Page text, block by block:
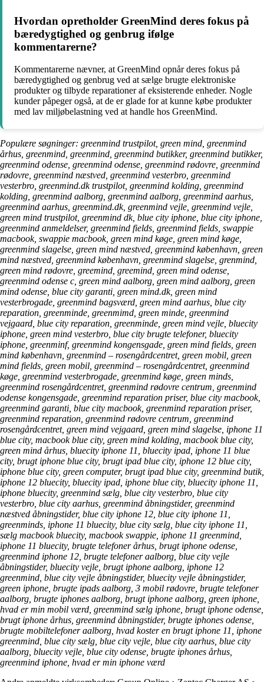
Hvordan opretholder GreenMind deres fokus på
bæredygtighed og genbrug ifølge
kommentarerne?
Kommentarerne nævner, at GreenMind opnår deres fokus på
bæredygtighed og genbrug ved at sælge brugte elektroniske
produkter og tilbyde reparationer af eksisterende enheder. Nogle
kunder påpeger også, at de er glade for at kunne købe produkter
med lav miljøbelastning ved at handle hos GreenMind.
Populære søgninger: greenmind trustpilot, green mind, greenmind
århus, greenmind, greenmind, greenmind butikker, greenmind butikker,
greenmind odense, greenmind odense, greenmind rødovre, greenmind
rødovre, greenmind næstved, greenmind vesterbro, greenmind
vesterbro, greenmind.dk trustpilot, greenmind kolding, greenmind
kolding, greenmind aalborg, greenmind aalborg, greenmind aarhus,
greenmind aarhus, greenmind.dk, greenmind vejle, greenmind vejle,
green mind trustpilot, greenmind dk, blue city iphone, blue city iphone,
greenmind anmeldelser, greenmind fields, greenmind fields, swappie
macbook, swappie macbook, green mind køge, green mind køge,
greenmind slagelse, green mind næstved, greenmind københavn, green
mind næstved, greenmind københavn, greenmind slagelse, grenmind,
green mind rødovre, greemind, greemind, green mind odense,
greenmind odense c, green mind aalborg, green mind aalborg, green
mind odense, blue city garanti, green mind.dk, green mind
vesterbrogade, greenmind bagsværd, green mind aarhus, blue city
reparation, greenminde, greenmimd, green minde, greenmind
vejgaard, blue city reparation, greenminde, green mind vejle, bluecity
iphone, green mind vesterbro, blue city brugte telefoner, bluecity
iphone, greenminf, greenmind kongensgade, green mind fields, green
mind københavn, greenmind – rosengårdcentret, green mobil, green
mind fields, green mobil, greenmind – rosengårdcentret, greenmind
køge, greenmind vesterbrogade, greenmind køge, green minds,
greenmind rosengårdcentret, greenmind rødovre centrum, greenmind
odense kongensgade, greenmind reparation priser, blue city macbook,
greenmind garanti, blue city macbook, greenmind reparation priser,
greenmind reparation, greenmind rødovre centrum, greenmind
rosengårdcentret, green mind vejgaard, green mind slagelse, iphone 11
blue city, macbook blue city, green mind kolding, macbook blue city,
green mind århus, bluecity iphone 11, bluecity ipad, iphone 11 blue
city, brugt iphone blue city, brugt ipad blue city, iphone 12 blue city,
iphone blue city, green computer, brugt ipad blue city, greenmind butik,
iphone 12 bluecity, bluecity ipad, iphone blue city, bluecity iphone 11,
iphone bluecity, greenmind sælg, blue city vesterbro, blue city
vesterbro, blue city aarhus, greenmind åbningstider, greenmind
næstved åbningstider, blue city iphone 12, blue city iphone 11,
greenminds, iphone 11 bluecity, blue city sælg, blue city iphone 11,
sælg macbook bluecity, macbook swappie, iphone 11 greenmind,
iphone 11 bluecity, brugte telefoner århus, brugt iphone odense,
greenmind iphone 12, brugte telefoner aalborg, blue city vejle
åbningstider, bluecity vejle, brugt iphone aalborg, iphone 12
greenmind, blue city vejle åbningstider, bluecity vejle åbningstider,
green iphone, brugte ipads aalborg, 3 mobil rødovre, brugte telefoner
aalborg, brugte iphones aalborg, brugt iphone aalborg, green iphone,
hvad er min mobil værd, greenmind sælg iphone, brugt iphone odense,
brugt iphone århus, greenmind åbningstider, brugte iphones odense,
brugte mobiltelefoner aalborg, hvad koster en brugt iphone 11, iphone
greenmind, blue city sælg, blue city vejle, blue city aarhus, blue city
aalborg, bluecity vejle, blue city odense, brugte iphones århus,
greenmind iphone, hvad er min iphone værd